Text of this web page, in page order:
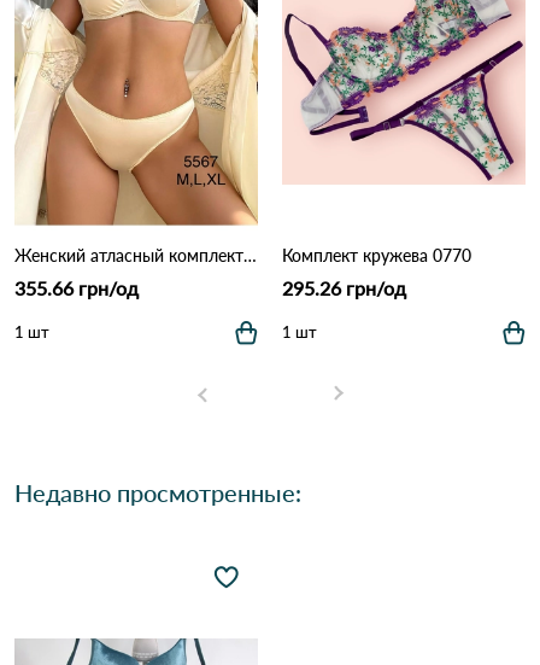
Женский атласный комплект белья: бюстгальтер на косточках и трусики (Опт) 5567 Айвори
355.66 грн/од
1 шт
Комплект кружева 0770
295.26 грн/од
1 шт
Недавно просмотренные: